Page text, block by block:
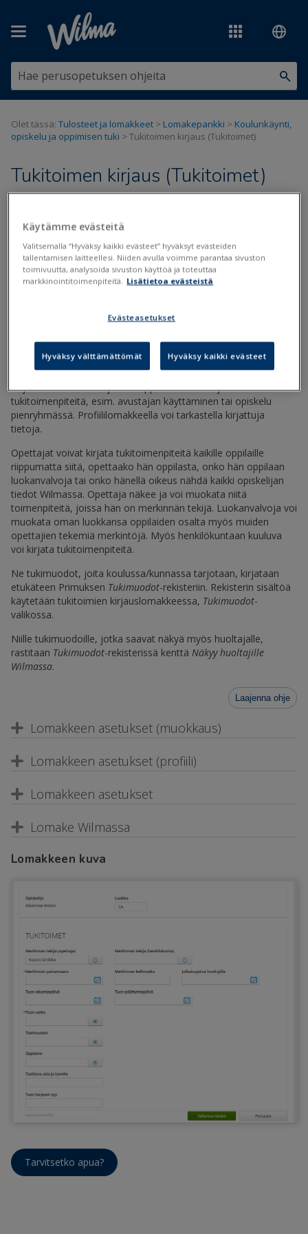
Olet tässä: Tulosteet ja lomakkeet > Lomakepankki > Koulunkäynti,
opiskelu ja oppimisen tuki >Tukitoimen kirjaus (Tukitoimet)
Tukitoimen kirjaus (Tukitoimet)
Tiedostot
Tukitoimi-profiili.lom
Miten lomake ladataan Primukseen?
Kirjauslomakkeella kirjataan oppilaalle annettuja
tukitoimenpiteitä, esim. avustajan käyttäminen tai opiskelu
pienryhmässä. Profiililomakkeella voi tarkastella kirjattuja
tietoja.
Opettajat voivat kirjata tukitoimenpiteitä kaikille oppilaille
riippumatta siitä, opettaako hän oppilasta, onko hän oppilaan
luokanvalvoja tai onko hänellä oikeus nähdä kaikki opiskelijan
tiedot Wilmassa. Opettaja näkee ja voi muokata niitä
toimenpiteitä, joissa hän on merkinnän tekijä. Luokanvalvoja voi
muokata oman luokkansa oppilaiden osalta myös muiden
opettajien tekemiä merkintöjä. Myös henkilökuntaan kuuluva
voi kirjata tukitoimenpiteitä.
Ne tukimuodot, joita koulussa/kunnassa tarjotaan, kirjataan
etukäteen Primuksen Tukimuodot-rekisteriin. Rekisterin sisältöä
käytetään tukitoimien kirjauslomakkeessa, Tukimuodot-
valikossa.
Niille tukimuodoille, jotka saavat näkyä myös huoltajalle,
rastitaan Tukimuodot-rekisterissä kenttä Näkyy huoltajille
Wilmassa.
Laajenna ohje
Lomakkeen asetukset (muokkaus)
Lomakkeen asetukset (profiili)
Lomakkeen asetukset
Lomake Wilmassa
Lomakkeen kuva
Tarvitsetko apua?
Käytämme evästeitä
Valitsemalla “Hyväksy kaikki evästeet” hyväksyt evästeiden
tallentamisen laitteellesi. Niiden avulla voimme parantaa sivuston
toimivuutta, analysoida sivuston käyttöä ja toteuttaa
markkinointitoimenpiteitä. Lisätietoa evästeistä
Evästeasetukset
Hyväksy välttämättömät Hyväksy kaikki evästeet